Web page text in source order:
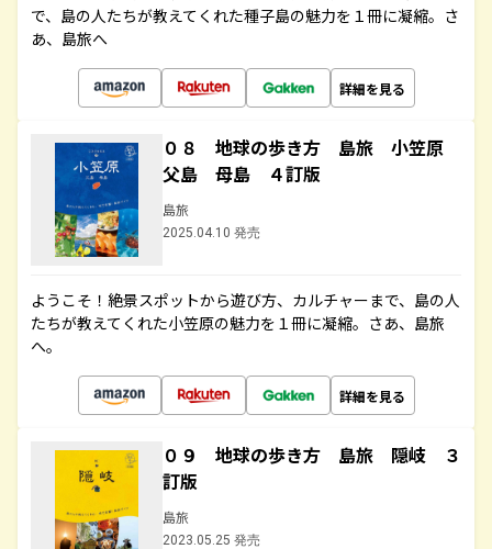
で、島の人たちが教えてくれた種子島の魅力を１冊に凝縮。さ
あ、島旅へ
詳細を見る
０８ 地球の歩き方 島旅 小笠原
父島 母島 ４訂版
島旅
2025.04.10 発売
ようこそ！絶景スポットから遊び方、カルチャーまで、島の人
たちが教えてくれた小笠原の魅力を１冊に凝縮。さあ、島旅
へ。
詳細を見る
０９ 地球の歩き方 島旅 隠岐 ３
訂版
島旅
2023.05.25 発売